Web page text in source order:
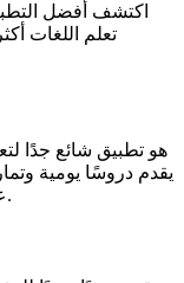
اكتشف أفضل
تعلم اللغات
يقدم دروسًا يومية
بشكل أفضل.